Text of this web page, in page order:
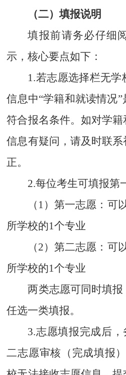
（二）填报说明
填报前请务必仔细
示，核心要点如下：
1.若志愿选择栏无
信息中“学籍和就读情况”
符合报名条件。如对学
信息有疑问，请及时联
正。
2.每位考生可填报第
（1）第一志愿： 可
所学校的1个专业
（2）第二志愿： 可
所学校的1个专业
两类志愿可同时填
任选一类填报。
3.志愿填报完成后
二志愿审核（完成填报